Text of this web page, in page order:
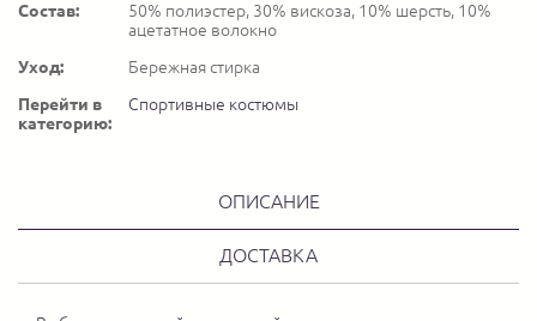
Состав:
50% полиэстер, 30% вискоза, 10% шерсть, 10%
ацетатное волокно
Уход:
Бережная стирка
Перейти в
категорию:
Спортивные костюмы
ОПИСАНИЕ
ДОСТАВКА